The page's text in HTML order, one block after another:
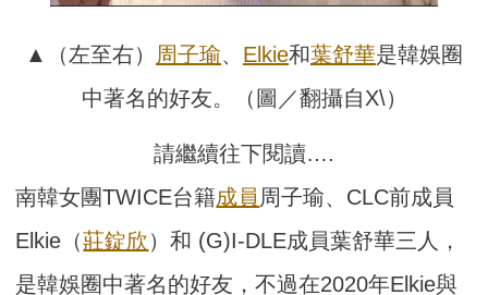
▲（左至右） 周子瑜、 Elkie和葉舒華是韓娛圈
中著名的好友。（圖／翻攝自X\）
請繼續往下閱讀….
南韓女團TWICE台籍成員 周子瑜、CLC前成員
Elkie（莊錠欣）和 (G)I-DLE成員葉舒華三人，
是韓娛圈中著名的好友，不過在2020年Elkie與